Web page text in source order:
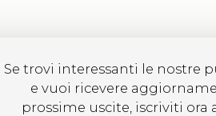
Se trovi interessanti le nostre
e vuoi ricevere
prossime uscite, iscriviti ora